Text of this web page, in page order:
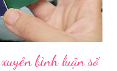
...
bình luận số